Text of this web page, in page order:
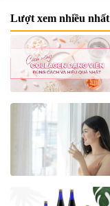
Lượt xem nhiều nhất